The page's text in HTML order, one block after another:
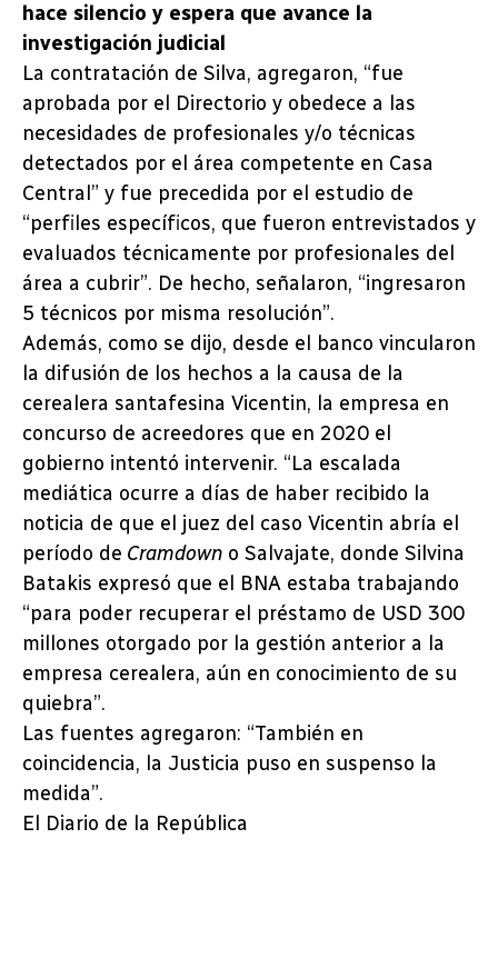
hace silencio y espera que avance la
investigación judicial
La contratación de Silva, agregaron, “fue
aprobada por el Directorio y obedece a las
necesidades de profesionales y/o técnicas
detectados por el área competente en Casa
Central” y fue precedida por el estudio de
“perfiles específicos, que fueron entrevistados y
evaluados técnicamente por profesionales del
área a cubrir”. De hecho, señalaron, “ingresaron
5 técnicos por misma resolución”.
Además, como se dijo, desde el banco vincularon
la difusión de los hechos a la causa de la
cerealera santafesina Vicentin, la empresa en
concurso de acreedores que en 2020 el
gobierno intentó intervenir. “La escalada
mediática ocurre a días de haber recibido la
noticia de que el juez del caso Vicentin abría el
período de Cramdown o Salvajate, donde Silvina
Batakis expresó que el BNA estaba trabajando
“para poder recuperar el préstamo de USD 300
millones otorgado por la gestión anterior a la
empresa cerealera, aún en conocimiento de su
quiebra”.
Las fuentes agregaron: “También en
coincidencia, la Justicia puso en suspenso la
medida”.
El Diario de la República